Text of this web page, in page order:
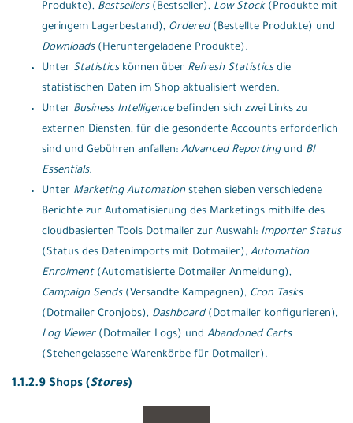
Produkte), Bestsellers(Bestseller), Low Stock(Produkte mit
geringem Lagerbestand), Ordered(Bestellte Produkte) und
Downloads(Heruntergeladene Produkte).
Unter Statisticskönnen über Refresh Statisticsdie
statistischen Daten im Shop aktualisiert werden.
Unter Business Intelligencebefinden sich zwei Links zu
externen Diensten, für die gesonderte Accounts erforderlich
sind und Gebühren anfallen: Advanced Reportingund BI
Essentials.
Unter Marketing Automationstehen sieben verschiedene
Berichte zur Automatisierung des Marketings mithilfe des
cloudbasierten Tools Dotmailer zur Auswahl: Importer Status
(Status des Datenimports mit Dotmailer), Automation
Enrolment(Automatisierte Dotmailer Anmeldung),
Campaign Sends(Versandte Kampagnen), Cron Tasks
(Dotmailer Cronjobs), Dashboard(Dotmailer konfigurieren),
Log Viewer(Dotmailer Logs) und Abandoned Carts
(Stehengelassene Warenkörbe für Dotmailer).
1.1.2.9 Shops (Stores)